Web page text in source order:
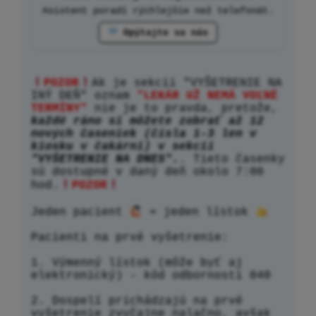
Asistent poradí rýchlejšie než telefonát.
Opýtajte sa nás
POZOR
Ak je sekcii "VYŠETRENIE NA
INÝ DEŇ" oznam "LEKÁR UŽ NEMÁ VOĽNÉ
TERMÍNY"
každé ráno si môžete zobrať až 12
nových časeniek (čísla 1-3 len v
kiosku v čakárni) v sekcii
"VYŠETRENIE NA DNES".
. Tieto časenky
sú dostupné v daný deň okolo 7:00
hod.
POZOR
Jeden pacient
= jeden lístok
Pacienti na prvé vyšetrenie:
1. Výmenný lístok (môže byť aj
elektronický) - kód odbornosti 040
2. Dospelí prichádzajú na prvé